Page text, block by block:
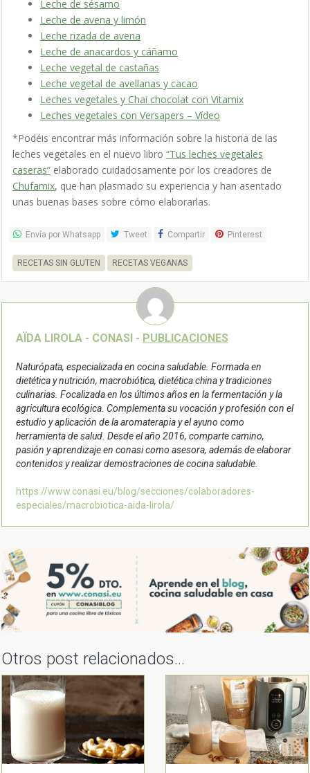
Leche de sésamo
Leche de avena y limón
Leche rizada de avena
Leche de anacardos y cáñamo
Leche vegetal de castañas
Leche vegetal de avellanas y cacao
Leches vegetales y Chai chocolat con Vitamix
Leches vegetales con Versapers – Vídeo
*Podéis encontrar más información sobre la historia de las
leches vegetales en el nuevo libro “Tus leches vegetales
caseras” elaborado cuidadosamente por los creadores de
Chufamix, que han plasmado su experiencia y han asentado
unas buenas bases sobre cómo elaborarlas.
Envía por Whatsapp Tweet Compartir Pinterest
RECETAS SIN GLUTEN RECETAS VEGANAS
AÏDA LIROLA - CONASI - PUBLICACIONES
Naturópata, especializada en cocina saludable. Formada en
dietética y nutrición, macrobiótica, dietética china y tradiciones
culinarias. Focalizada en los últimos años en la fermentación y la
agricultura ecológica. Complementa su vocación y profesión con el
estudio y aplicación de la aromaterapia y el ayuno como
herramienta de salud. Desde el año 2016, comparte camino,
pasión y aprendizaje en conasi como asesora, además de elaborar
contenidos y realizar demostraciones de cocina saludable.
https://www.conasi.eu/blog/secciones/colaboradores-
especiales/macrobiotica-aida-lirola/
Otros post relacionados...